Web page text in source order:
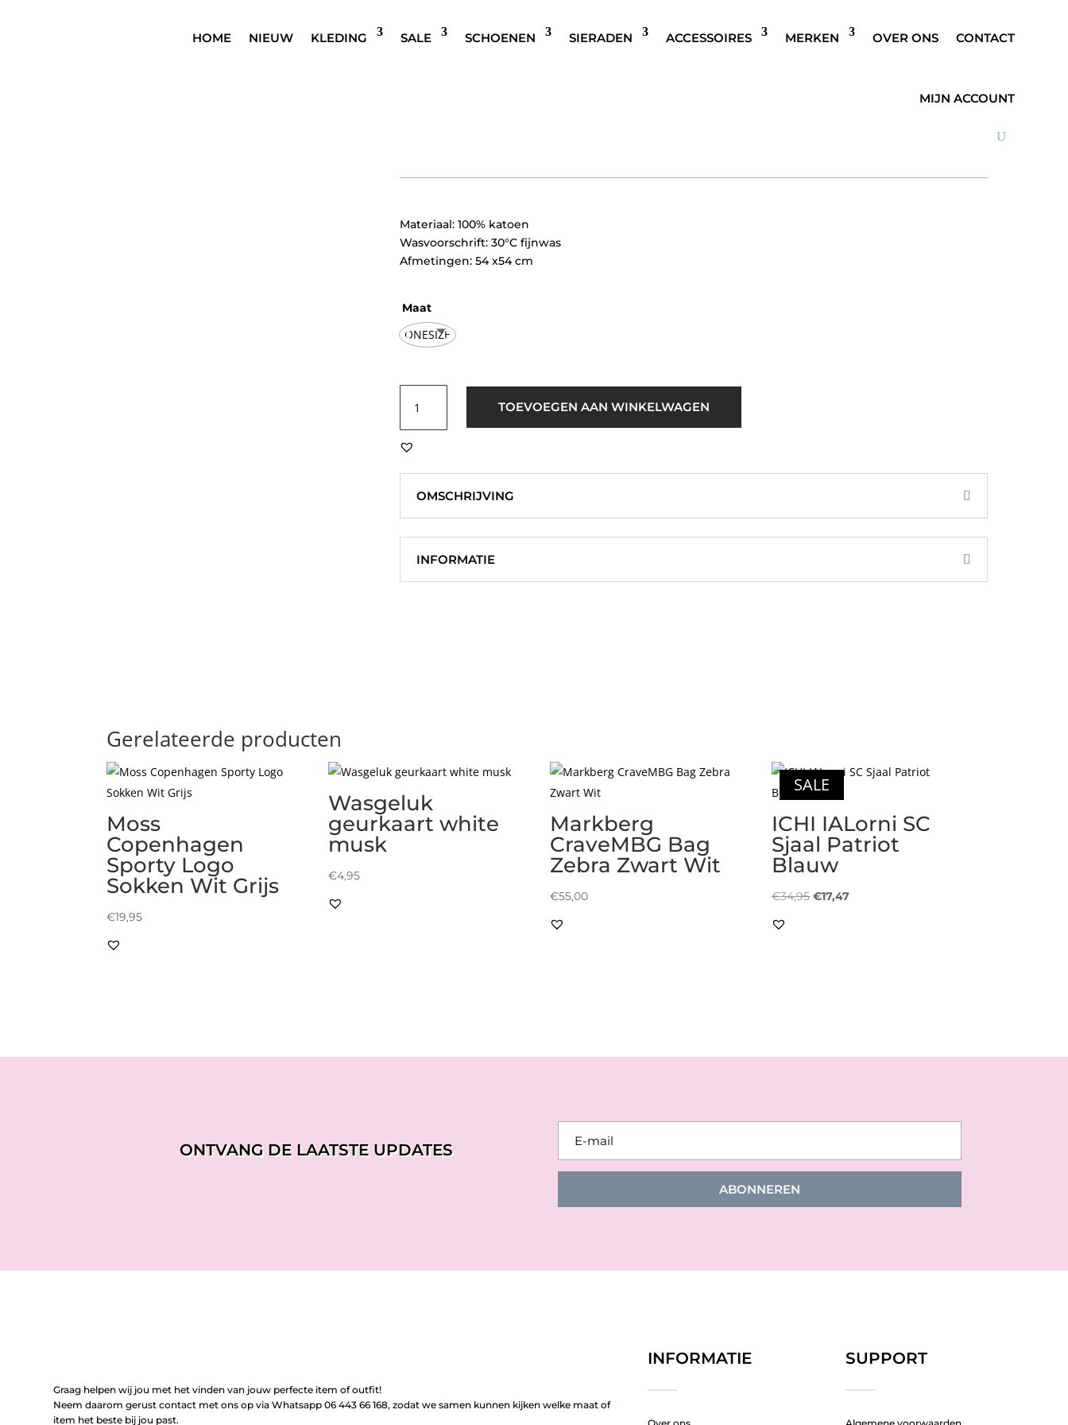
HOME NIEUW KLEDING SALE SCHOENEN SIERADEN ACCESSOIRES MERKEN OVER ONS CONTACT
MIJN ACCOUNT
Materiaal: 100% katoen
Wasvoorschrift: 30°C fijnwas
Afmetingen: 54 x54 cm
Maat
ONESIZE
Point
Leopard
Sjaaltje
TOEVOEGEN AAN WINKELWAGEN
OMSCHRIJVING
INFORMATIE
Gerelateerde producten
Moss
Copenhagen
Sporty Logo
Sokken Wit Grijs
€19,95
Wasgeluk
geurkaart white
musk
€4,95
Markberg
CraveMBG Bag
Zebra Zwart Wit
€55,00
SALE
ICHI IALorni SC
Sjaal Patriot
Blauw
€34,95 Oorspronkelijke
€17,47Huidige
ONTVANG DE LAATSTE UPDATES
ABONNEREN
Graag helpen wij jou met het vinden van jouw perfecte item of outfit!
Neem daarom gerust contact met ons op via Whatsapp 06 443 66 168, zodat we samen kunnen kijken welke maat of
item het beste bij jou past.
INFORMATIE SUPPORT